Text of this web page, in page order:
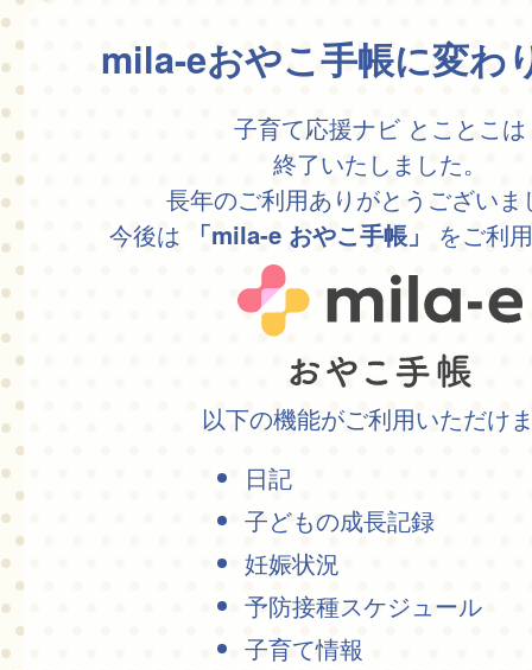
mila-eおやこ手帳に変わ
子育て応援ナビ とことこは
終了いたしました。
長年のご利用ありがとうございま
今後は
「mila-e おやこ手帳」 をご利
以下の機能がご利用いただけ
日記
子どもの成長記録
妊娠状況
予防接種スケジュール
子育て情報